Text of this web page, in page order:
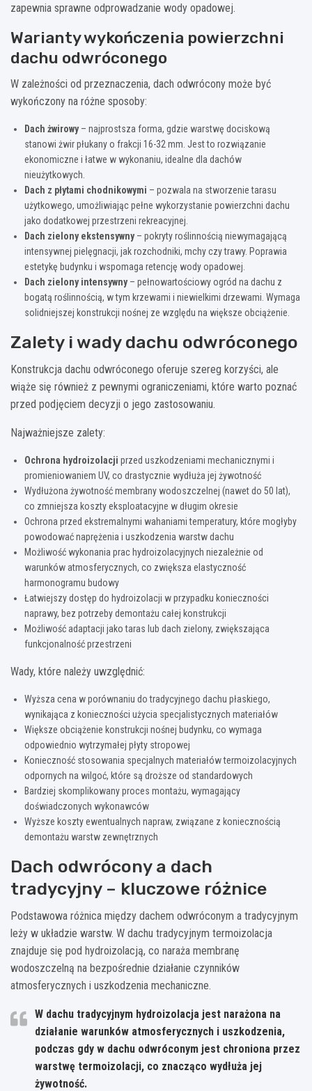
zapewnia sprawne odprowadzanie wody opadowej.
Warianty wykończenia powierzchni
dachu odwróconego
W zależności od przeznaczenia, dach odwrócony może być
wykończony na różne sposoby:
Dach żwirowy– najprostsza forma, gdzie warstwę dociskową
stanowi żwir płukany o frakcji 16-32 mm. Jest to rozwiązanie
ekonomiczne i łatwe w wykonaniu, idealne dla dachów
nieużytkowych.
Dach z płytami chodnikowymi – pozwala na stworzenie tarasu
użytkowego, umożliwiając pełne wykorzystanie powierzchni dachu
jako dodatkowej przestrzeni rekreacyjnej.
Dach zielony ekstensywny– pokryty roślinnością niewymagającą
intensywnej pielęgnacji, jak rozchodniki, mchy czy trawy. Poprawia
estetykę budynku i wspomaga retencję wody opadowej.
Dach zielony intensywny– pełnowartościowy ogród na dachu z
bogatą roślinnością, w tym krzewami i niewielkimi drzewami. Wymaga
solidniejszej konstrukcji nośnej ze względu na większe obciążenie.
Zalety i wady dachu odwróconego
Konstrukcja dachu odwróconego oferuje szereg korzyści, ale
wiąże się również z pewnymi ograniczeniami, które warto poznać
przed podjęciem decyzji o jego zastosowaniu.
Najważniejsze zalety:
Ochrona hydroizolacji przed uszkodzeniami mechanicznymi i
promieniowaniem UV, co drastycznie wydłuża jej żywotność
Wydłużona żywotność membrany wodoszczelnej (nawet do 50 lat),
co zmniejsza koszty eksploatacyjne w długim okresie
Ochrona przed ekstremalnymi wahaniami temperatury, które mogłyby
powodować naprężenia i uszkodzenia warstw dachu
Możliwość wykonania prac hydroizolacyjnych niezależnie od
warunków atmosferycznych, co zwiększa elastyczność
harmonogramu budowy
Łatwiejszy dostęp do hydroizolacji w przypadku konieczności
naprawy, bez potrzeby demontażu całej konstrukcji
Możliwość adaptacji jako taras lub dach zielony, zwiększająca
funkcjonalność przestrzeni
Wady, które należy uwzględnić:
Wyższa cena w porównaniu do tradycyjnego dachu płaskiego,
wynikająca z konieczności użycia specjalistycznych materiałów
Większe obciążenie konstrukcji nośnej budynku, co wymaga
odpowiednio wytrzymałej płyty stropowej
Konieczność stosowania specjalnych materiałów termoizolacyjnych
odpornych na wilgoć, które są droższe od standardowych
Bardziej skomplikowany proces montażu, wymagający
doświadczonych wykonawców
Wyższe koszty ewentualnych napraw, związane z koniecznością
demontażu warstw zewnętrznych
Dach odwrócony a dach
tradycyjny – kluczowe różnice
Podstawowa różnica między dachem odwróconym a tradycyjnym
leży w układzie warstw. W dachu tradycyjnym termoizolacja
znajduje się pod hydroizolacją, co naraża membranę
wodoszczelną na bezpośrednie działanie czynników
atmosferycznych i uszkodzenia mechaniczne.
W dachu tradycyjnym hydroizolacja jest narażona na
działanie warunków atmosferycznych i uszkodzenia,
podczas gdy w dachu odwróconym jest chroniona przez
warstwę termoizolacji, co znacząco wydłuża jej
żywotność.